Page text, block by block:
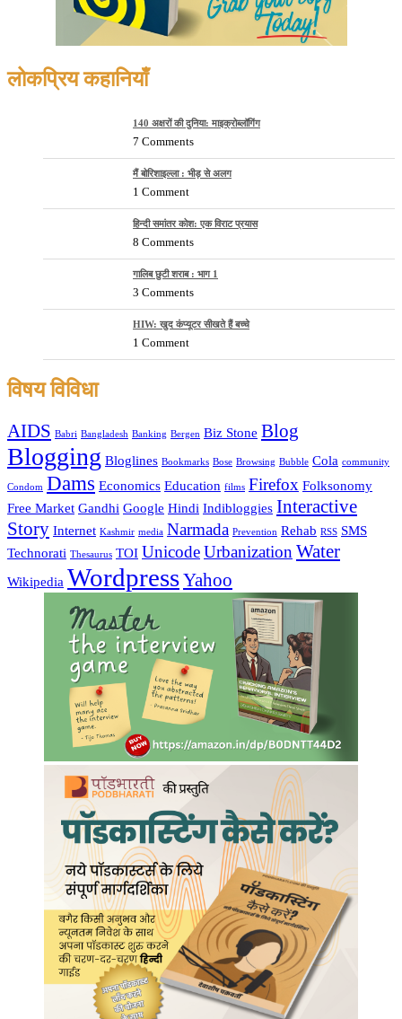
लोकप्रिय कहानियाँ
140 अक्षरों की दुनिया: माइक्रोब्लॉगिंग
7 Comments
मैं बोरिशाइल्ला : भीड़ से अलग
1 Comment
हिन्दी समांतर कोश: एक विराट प्रयास
8 Comments
गालिब छुटी शराब : भाग 1
3 Comments
HIW: खुद कंप्यूटर सीखते हैं बच्चे
1 Comment
विषय विविधा
AIDS Babri Bangladesh Banking Bergen Biz Stone Blog
Blogging Bloglines Bookmarks Bose Browsing Bubble Cola community
Condom Dams Economics Education films Firefox Folksonomy
Free Market Gandhi Google Hindi Indibloggies Interactive
Story Internet Kashmir media Narmada Prevention Rehab RSS SMS
Technorati Thesaurus TOI UnicodeUrbanizationWater
Wikipedia WordpressYahoo